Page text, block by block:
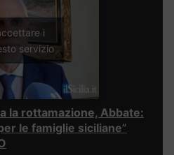
i
servizio
la rottamazione, Abbate:
le famiglie siciliane”